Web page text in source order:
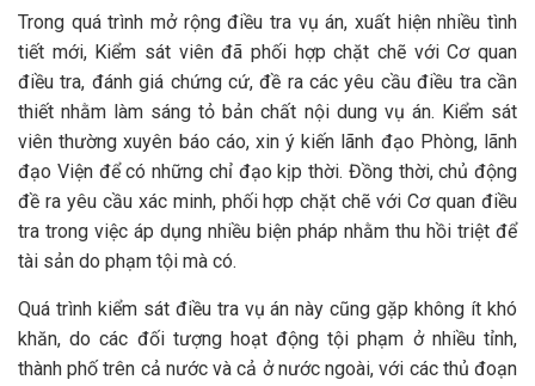
Trong quá trình mở rộng điều tra vụ án, xuất hiện nhiều tình
tiết mới, Kiểm sát viên đã phối hợp chặt chẽ với Cơ quan
điều tra, đánh giá chứng cứ, đề ra các yêu cầu điều tra cần
thiết nhằm làm sáng tỏ bản chất nội dung vụ án. Kiểm sát
viên thường xuyên báo cáo, xin ý kiến lãnh đạo Phòng, lãnh
đạo Viện để có những chỉ đạo kịp thời. Đồng thời, chủ động
đề ra yêu cầu xác minh, phối hợp chặt chẽ với Cơ quan điều
tra trong việc áp dụng nhiều biện pháp nhằm thu hồi triệt để
tài sản do phạm tội mà có.
Quá trình kiểm sát điều tra vụ án này cũng gặp không ít khó
khăn, do các đối tượng hoạt động tội phạm ở nhiều tỉnh,
thành phố trên cả nước và cả ở nước ngoài, với các thủ đoạn